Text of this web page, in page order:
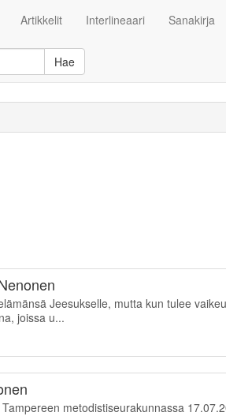
Artikkelit Interlineaari Sanakirja
Hae
Jeesukselle, mutta kun tulee
joissa u...
metodistiseurakunnassa